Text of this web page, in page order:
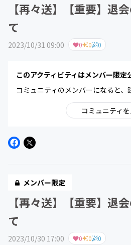
【再々送】【重要】退
て
2023/10/31 09:00 0 0 0
このアクティビティはメンバー限定
コミュニティのメンバーになると、
コミュニティ
メンバー限定
【再々送】【重要】退
て
2023/10/30 17:00 0 0 0